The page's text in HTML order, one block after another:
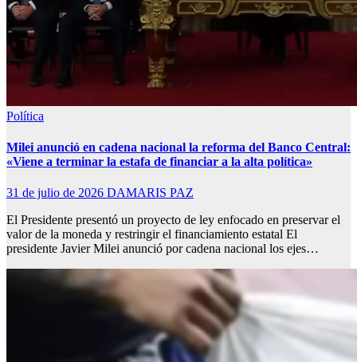
Política
Milei anunció en cadena nacional la reforma del Banco Central:
«Viene a terminar la estafa de financiar a la alta política»
31 de julio de 2026 DAMARIS PAZ
El Presidente presentó un proyecto de ley enfocado en preservar el
valor de la moneda y restringir el financiamiento estatal El
presidente Javier Milei anunció por cadena nacional los ejes…